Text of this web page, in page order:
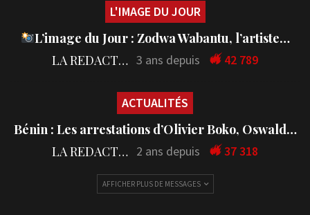
L'IMAGE DU JOUR
L’image du Jour : Zodwa Wabantu, l’artiste…
LA REDACTION 3 ans depuis 42 789
ACTUALITÉS
Bénin : Les arrestations d’Olivier Boko, Oswald…
LA REDACTION 2 ans depuis 37 318
AFFICHER PLUS DE MESSAGES